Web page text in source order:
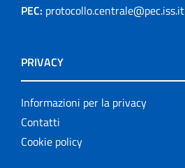
PEC: protocollo.centrale@pec.iss.it
PRIVACY
Informazioni per la privacy
Contatti
Cookie policy